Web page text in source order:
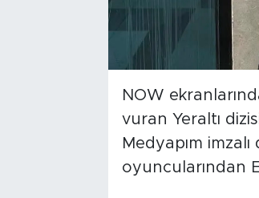
NOW
vuran Yeraltı
Medyapım
oyuncularından